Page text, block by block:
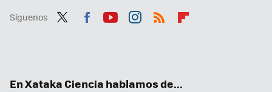
Síguenos
En Xataka Ciencia hablamos de...